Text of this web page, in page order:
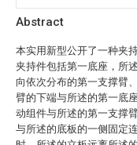
Abstract
本实用新型公开了一种夹
夹持件包括第一底座，所
向依次分布的第一支撑臂
臂的下端与所述的第一底
动组件与所述的第一支撑
与所述的底板的一侧固定